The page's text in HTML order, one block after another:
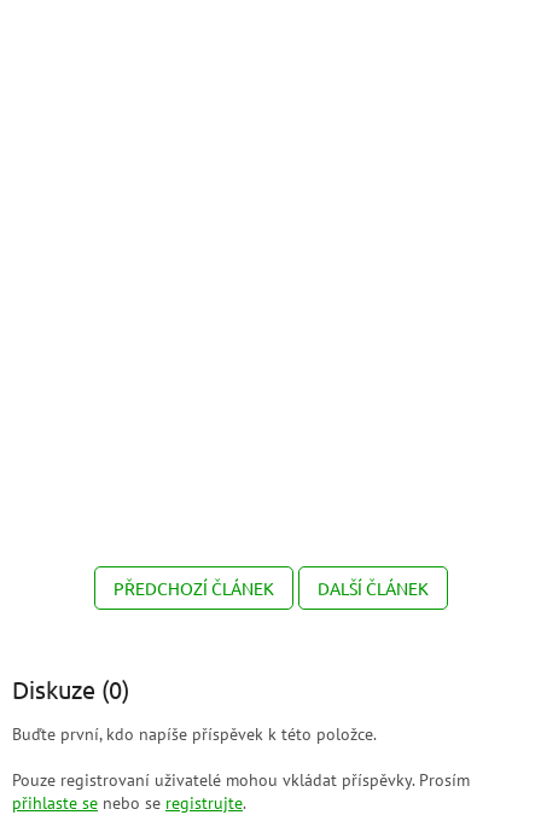
PŘEDCHOZÍ ČLÁNEK DALŠÍ ČLÁNEK
Diskuze (0)
Buďte první, kdo napíše příspěvek k této položce.
Pouze registrovaní uživatelé mohou vkládat příspěvky. Prosím
přihlaste se nebo se registrujte.